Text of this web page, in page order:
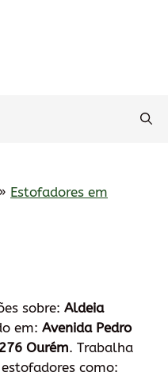
» Estofadores em
sobre: Aldeia
em: Avenida Pedro
Ourém. Trabalha
como: